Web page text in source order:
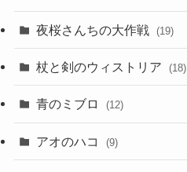
夜桜さんちの大作戦 (19)
杖と剣のウィストリア (18)
青のミブロ (12)
アオのハコ (9)